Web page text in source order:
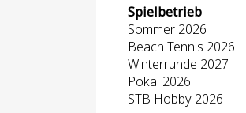
Spielbetrieb
Sommer 2026
Beach Tennis 2026
Winterrunde 2027
Pokal 2026
STB Hobby 2026